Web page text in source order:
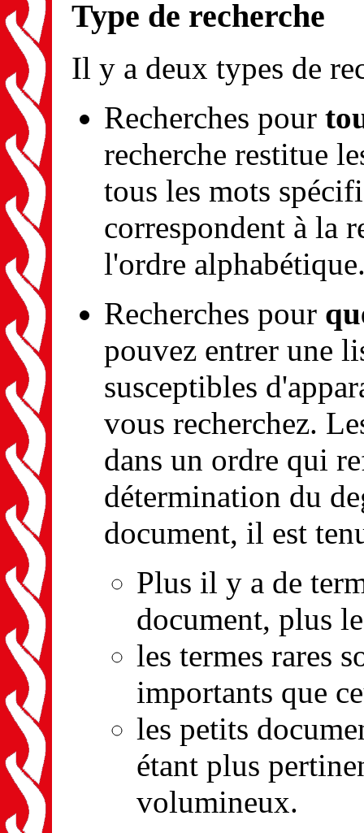
Type de recherche
Il y a deux types de
Recherches pour
recherche restitue
tous les mots
correspondent à la
l'ordre
Recherches pour
pouvez entrer une
susceptibles
vous recherchez.
dans un ordre qui
détermination du
document, il est
Plus il y a de
document, plus
les termes rares
importants que
les petits
étant plus
volumineux.